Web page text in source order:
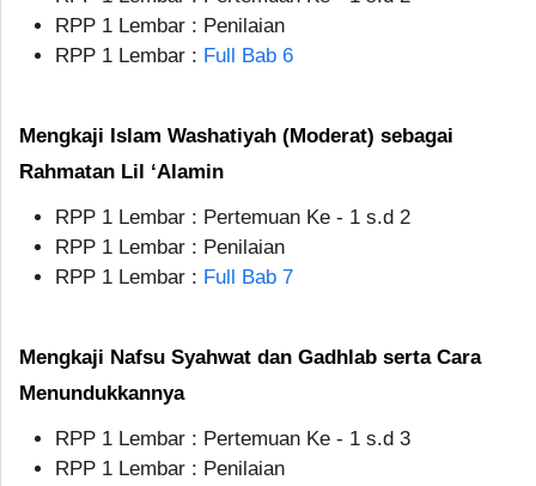
RPP 1 Lembar : Penilaian
RPP 1 Lembar : Full Bab 6
Mengkaji Islam Washatiyah (Moderat) sebagai
Rahmatan Lil ‘Alamin
RPP 1 Lembar : Pertemuan Ke - 1 s.d 2
RPP 1 Lembar : Penilaian
RPP 1 Lembar : Full Bab 7
Mengkaji Nafsu Syahwat dan Gadhlab serta Cara
Menundukkannya
RPP 1 Lembar : Pertemuan Ke - 1 s.d 3
RPP 1 Lembar : Penilaian